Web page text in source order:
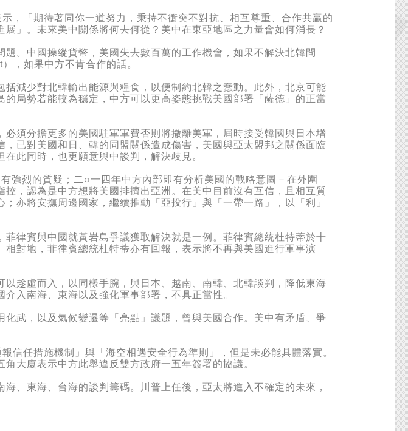
「期待著同你一道努力，秉持不衝突不對抗、相互尊重、合作共贏的
」。未來美中關係將何去何從？美中在東亞地區之力量會如何消長？
中國操縱貨幣，美國失去數百萬的工作機會，如果不解決北韓問
，如果中方不肯合作的話。
少對北韓輸出能源與糧食，以便制約北韓之蠢動。此外，北京可能
局勢若能較為穩定，中方可以更高姿態挑戰美國部署「薩德」的正當
分擔更多的美國駐軍軍費否則將撤離美軍，屆時接受韓國與日本增
已對美國和日、韓的同盟關係造成傷害，美國與亞太盟邦之關係面臨
此同時，也更願意與中談判，解決歧見。
烈的質疑；二○一四年中方內部即有分析美國的戰略意圖－在外圍
，認為是中方想將美國排擠出亞洲。在美中目前沒有互信，且相互質
亦將安撫周邊國家，繼續推動「亞投行」與「一帶一路」，以「利」
賓與中國就黃岩島爭議獲取解決就是一例。菲律賓總統杜特蒂於十
對地，菲律賓總統杜特蒂亦有回報，表示將不再與美國進行軍事演
虛而入，以同樣手腕，與日本、越南、南韓、北韓談判，降低東海
入南海、東海以及強化軍事部署，不具正當性。
，以及氣候變遷等「亮點」議題，曾與美國合作。美中有矛盾、爭
任措施機制」與「海空相遇安全行為準則」，但是未必能具體落實。
大廈表示中方此舉違反雙方政府一五年簽署的協議。
東海、台海的談判籌碼。川普上任後，亞太將進入不確定的未來，